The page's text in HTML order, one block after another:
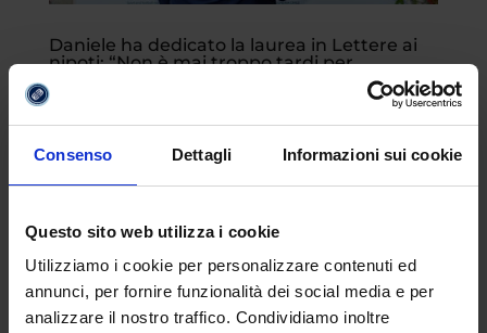
Consenso Dettagli Informazioni sui cookie
Questo sito web utilizza i cookie
Utilizziamo i cookie per personalizzare contenuti ed
annunci, per fornire funzionalità dei social media e per
analizzare il nostro traffico. Condividiamo inoltre
Daniele ha dedicato la laurea in Lettere ai
nipoti: “Non è mai troppo tardi per
realizzare i propri sogni. Voglio lasciare loro
questo insegnamento”
daFabrizio Maria Barbuto|Mar 24, 2025|
Studenti
la laurea in Lettere, Arte, Musica e
Spettacolo – indirizzo Letterario, che ha
dedicato ai suoi sette nipoti. Ha ripreso gli
studi dopo quarant’anni di impiego in